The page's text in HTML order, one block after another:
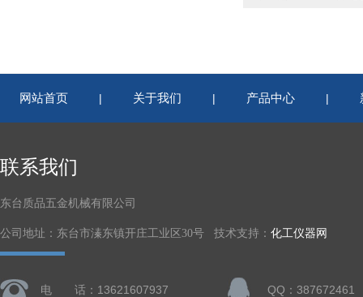
网站首页 | 关于我们 | 产品中心 |
联系我们
东台质品五金机械有限公司
公司地址：东台市溱东镇开庄工业区30号 技术支持： 化工仪器网
电 话：13621607937 QQ：387672461